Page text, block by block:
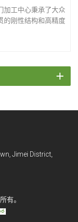
加工中心秉承了大众
的刚性结构和高精度
用直驱式XY传动装
扭矩放大单元，显著
您正在寻找高效、高
久耐用的加工中心，
Jimei District,
有。